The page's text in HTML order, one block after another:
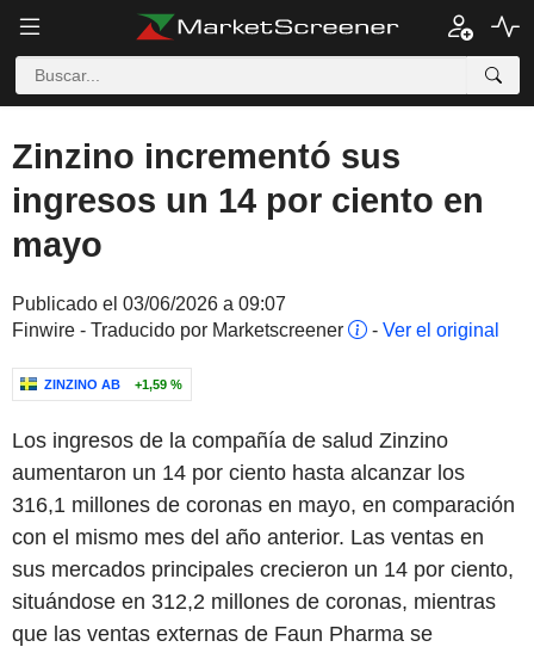
Zinzino incrementó sus
ingresos un 14 por ciento en
mayo
Publicado el 03/06/2026 a 09:07
Finwire - Traducido por Marketscreener
- Ver el original
ZINZINO AB +1,59 %
Los ingresos de la compañía de salud Zinzino
aumentaron un 14 por ciento hasta alcanzar los
316,1 millones de coronas en mayo, en comparación
con el mismo mes del año anterior. Las ventas en
sus mercados principales crecieron un 14 por ciento,
situándose en 312,2 millones de coronas, mientras
que las ventas externas de Faun Pharma se